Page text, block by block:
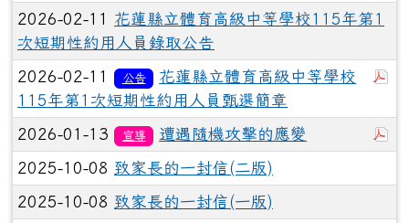
2026-02-11 花蓮縣立體育高級中等學校115年第1
次短期性約用人員錄取公告
2026-02-11 公告
花蓮縣立體育高級中等學校
115年第1次短期性約用人員甄選簡章
2026-01-13 宣導 遭遇隨機攻擊的應變
2025-10-08 致家長的一封信(二版)
2025-10-08 致家長的一封信(一版)